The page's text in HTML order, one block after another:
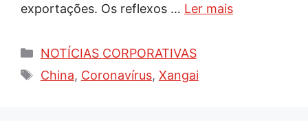
exportações. Os reflexos … Ler mais
Categorias
NOTÍCIAS CORPORATIVAS
Tags
China, Coronavírus, Xangai